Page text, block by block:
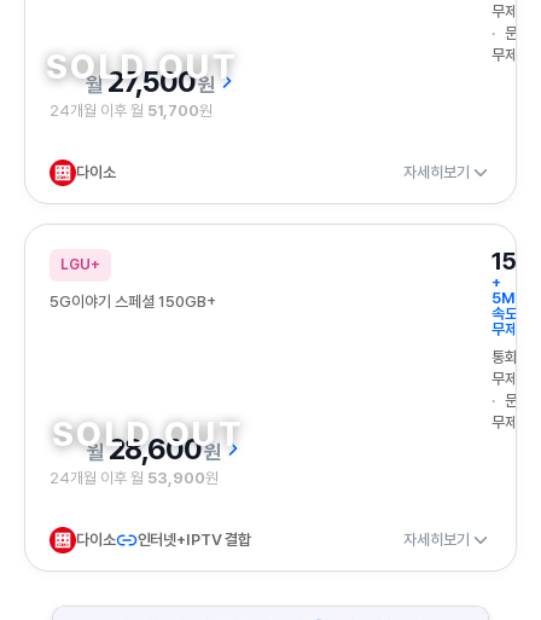
무제한
문자
무제한
27,500원
24개월 이후 월 51,700원
다이소 자세히보기
LGU+
5G이야기 스페셜 150GB+
+
속도
무제한
통화
무제한
문자
무제한
28,600원
24개월 이후 월 53,900원
다이소 인터넷+IPTV 결합 자세히보기